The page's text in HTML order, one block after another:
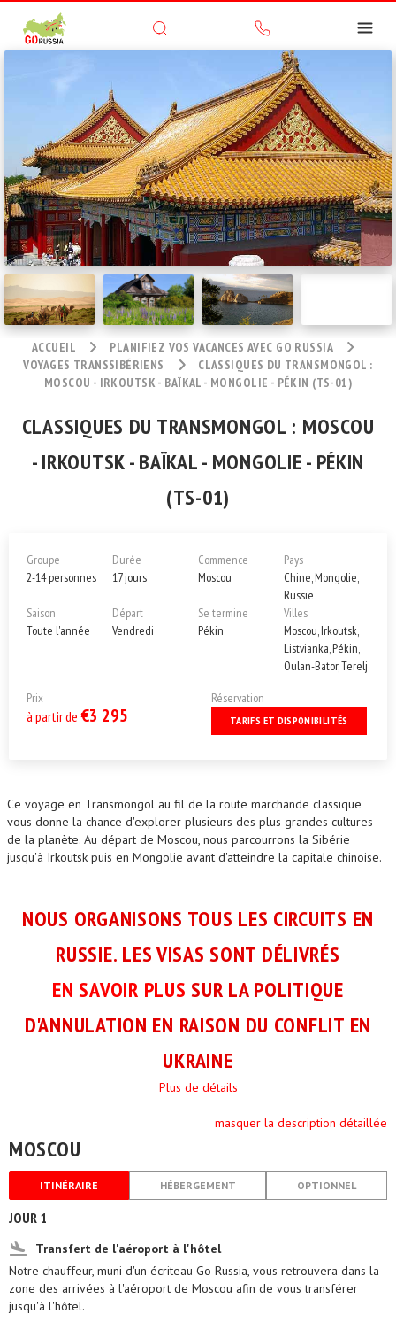
ACCUEIL
PLANIFIEZ VOS VACANCES AVEC GO RUSSIA
VOYAGES TRANSSIBÉRIENS
CLASSIQUES DU TRANSMONGOL :
MOSCOU - IRKOUTSK - BAÏKAL - MONGOLIE - PÉKIN (TS-01)
CLASSIQUES DU TRANSMONGOL : MOSCOU
- IRKOUTSK - BAÏKAL - MONGOLIE - PÉKIN
(TS-01)
Groupe
2-14 personnes
Saison
Toute l'année
Durée
17 jours
Départ
Vendredi
Commence
Moscou
Se termine
Pékin
Pays
Chine, Mongolie,
Russie
Villes
Moscou, Irkoutsk,
Listvianka, Pékin,
Oulan-Bator, Terelj
Prix
à partir de €3 295
Réservation
TARIFS ET DISPONIBILITÉS
Ce voyage en Transmongol au fil de la route marchande classique
vous donne la chance d'explorer plusieurs des plus grandes cultures
de la planète. Au départ de Moscou, nous parcourrons la Sibérie
jusqu'à Irkoutsk puis en Mongolie avant d'atteindre la capitale chinoise.
NOUS ORGANISONS TOUS LES CIRCUITS EN
RUSSIE. LES VISAS SONT DÉLIVRÉS
EN SAVOIR PLUS SUR LA POLITIQUE
D'ANNULATION EN RAISON DU CONFLIT EN
UKRAINE
Plus de détails
masquer la description détaillée
MOSCOU
ITINÉRAIRE HÉBERGEMENT OPTIONNEL
JOUR 1
Transfert de l'aéroport à l'hôtel
Notre chauffeur, muni d'un écriteau Go Russia, vous retrouvera dans la
zone des arrivées à l'aéroport de Moscou afin de vous transférer
jusqu'à l'hôtel.